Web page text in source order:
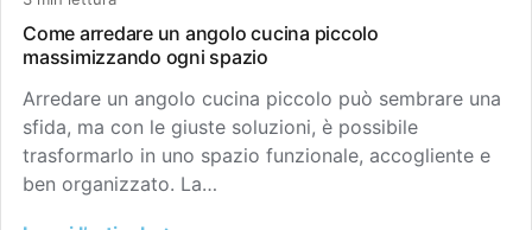
Come arredare un angolo cucina piccolo
massimizzando ogni spazio
Arredare un angolo cucina piccolo può sembrare una
sfida, ma con le giuste soluzioni, è possibile
trasformarlo in uno spazio funzionale, accogliente e
ben organizzato. La…